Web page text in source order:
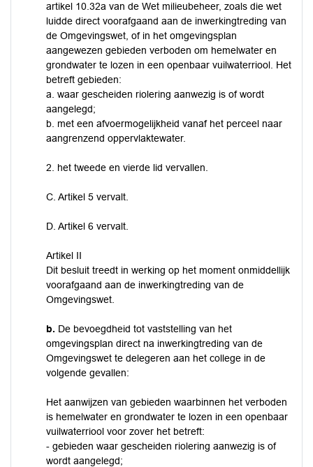
artikel 10.32a van de Wet milieubeheer, zoals die wet
luidde direct voorafgaand aan de inwerkingtreding van
de Omgevingswet, of in het omgevingsplan
aangewezen gebieden verboden om hemelwater en
grondwater te lozen in een openbaar vuilwaterriool. Het
betreft gebieden:
a. waar gescheiden riolering aanwezig is of wordt
aangelegd;
b. met een afvoermogelijkheid vanaf het perceel naar
aangrenzend oppervlaktewater.
2. het tweede en vierde lid vervallen.
C. Artikel 5 vervalt.
D. Artikel 6 vervalt.
Artikel II
Dit besluit treedt in werking op het moment onmiddellijk
voorafgaand aan de inwerkingtreding van de
Omgevingswet.
b. De bevoegdheid tot vaststelling van het
omgevingsplan direct na inwerkingtreding van de
Omgevingswet te delegeren aan het college in de
volgende gevallen:
Het aanwijzen van gebieden waarbinnen het verboden
is hemelwater en grondwater te lozen in een openbaar
vuilwaterriool voor zover het betreft:
- gebieden waar gescheiden riolering aanwezig is of
wordt aangelegd;